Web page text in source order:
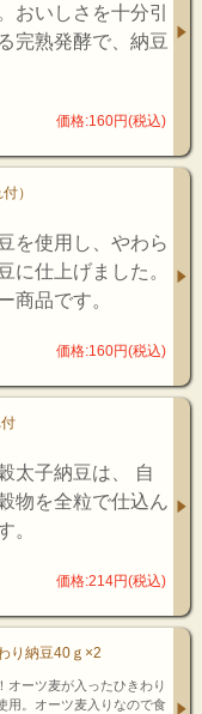
おいしさを十分引
完熟発酵で、納豆
価格:160円(税込)
）
を使用し、やわら
に仕上げました。
商品です。
価格:160円(税込)
太子納豆は、 自
物を全粒で仕込ん
。
価格:214円(税込)
り納豆40ｇ×2
オーツ麦が入ったひきわり
用。オーツ麦入りなので食